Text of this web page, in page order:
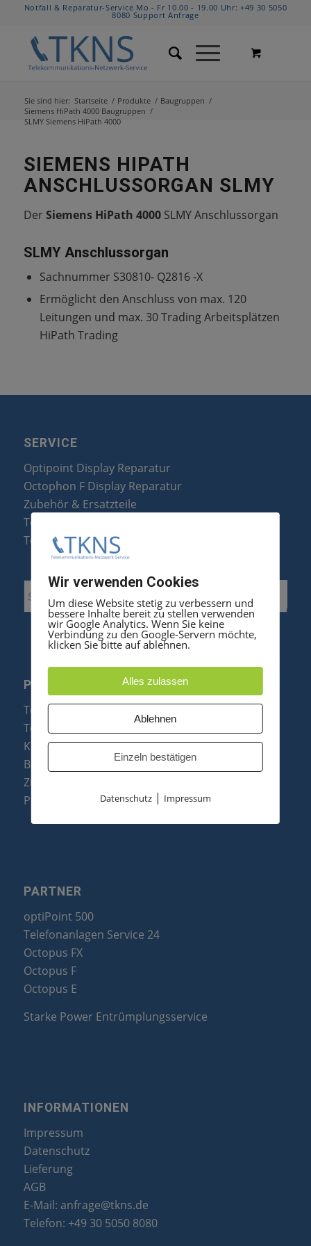
Notfall & Reparatur-Service Mo - Fr 10.00 - 19.00 Uhr:+49 30 5050
8080 Support Anfrage
Sie sind hier: Startseite / Produkte / Baugruppen /
Siemens HiPath 4000 Baugruppen /
SLMY Siemens HiPath 4000
SIEMENS HIPATH
ANSCHLUSSORGAN SLMY
Der Siemens HiPath 4000SLMY Anschlussorgan
SLMY Anschlussorgan
Sachnummer S30810- Q2816 -X
Ermöglicht den Anschluss von max. 120
Leitungen und max. 30 Trading Arbeitsplätzen
HiPath Trading
SERVICE
Optipoint Display Reparatur
Octophon F Display Reparatur
Zubehör & Ersatzteile
Telefonanlagen Optimierung
Telefonanlagen Erweiterung
PRODUKTE
Telefonanlagen
Telefone
Konftel Konferenztelefone
Baugruppen
Zubehör & Ersatzteile
Produktzusammenfassung
PARTNER
optiPoint 500
Telefonanlagen Service 24
Octopus FX
Octopus F
Octopus E
Starke Power Entrümplungsservice
INFORMATIONEN
Impressum
Datenschutz
Lieferung
AGB
E-Mail: anfrage@tkns.de
Telefon: +49 30 5050 8080
Wir verwenden Cookies
Um diese Website stetig zu verbessern und
bessere Inhalte bereit zu stellen verwenden
wir Google Analytics. Wenn Sie keine
Verbindung zu den Google-Servern möchte,
klicken Sie bitte auf ablehnen.
Alles zulassen
Ablehnen
Einzeln bestätigen
Datenschutz| Impressum